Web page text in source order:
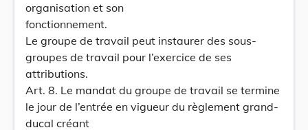
organisation et son
fonctionnement.
Le groupe de travail peut instaurer des sous-
groupes de travail pour l’exercice de ses
attributions.
Art. 8. Le mandat du groupe de travail se termine
le jour de l’entrée en vigueur du règlement grand-
ducal créant